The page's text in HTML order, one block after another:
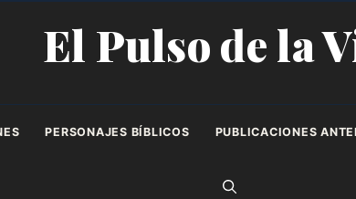
El Pulso de la
PERSONAJES BÍBLICOS PUBLICACIONES